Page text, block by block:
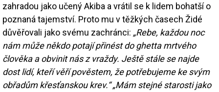
zahradou jako učený Akiba a vrátil se k lidem bohatší o
poznaná tajemství. Proto mu v těžkých časech Židé
důvěřovali jako svému zachránci: „Rebe, každou noc
nám může někdo potají přinést do ghetta mrtvého
člověka a obvinit nás z vraždy. Ještě stále se najde
dost lidí, kteří věří pověstem, že potřebujeme ke svým
obřadům křesťanskou krev.“ „Mám stejné starosti jako